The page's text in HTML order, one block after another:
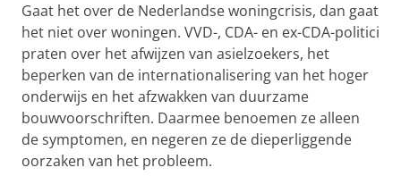
Gaat het over de Nederlandse woningcrisis, dan gaat
het niet over woningen. VVD-, CDA- en ex-CDA-politici
praten over het afwijzen van asielzoekers, het
beperken van de internationalisering van het hoger
onderwijs en het afzwakken van duurzame
bouwvoorschriften. Daarmee benoemen ze alleen
de symptomen, en negeren ze de dieperliggende
oorzaken van het probleem.